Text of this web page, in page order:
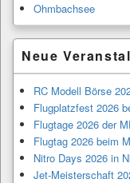
Ohmbachsee
Neue
RC Modell Börse
Flugplatzfest 2026
Flugtage 2026 der
Flugtag 2026 beim
Nitro Days 2026 in
Jet-Meisterschaft